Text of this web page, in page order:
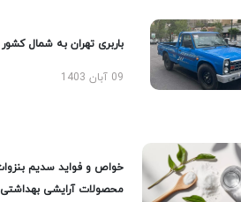
باربری تهران به شمال کشور
09 آبان 1403
خواص و فواید سدیم
محصولات آرایشی بهداشتی